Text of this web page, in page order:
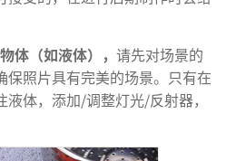
体（如液体）， 请先对场景的
保照片具有完美的场景。只有在
体，添加/调整灯光/反射器，